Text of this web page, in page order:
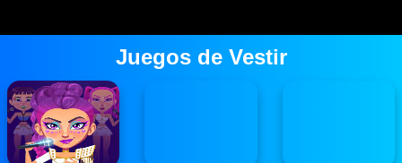
Juegos de Vestir